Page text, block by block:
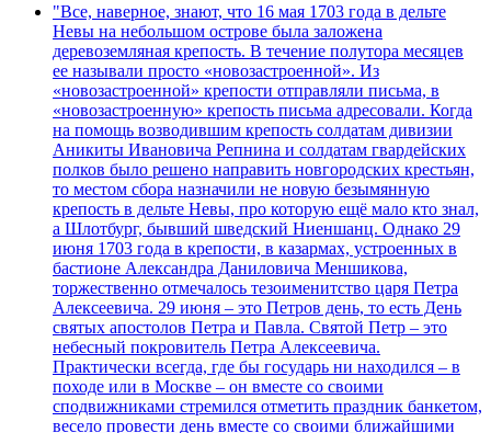
"Все, наверное, знают, что 16 мая 1703 года в дельте
Невы на небольшом острове была заложена
деревоземляная крепость. В течение полутора месяцев
ее называли просто «новозастроенной». Из
«новозастроенной» крепости отправляли письма, в
«новозастроенную» крепость письма адресовали. Когда
на помощь возводившим крепость солдатам дивизии
Аникиты Ивановича Репнина и солдатам гвардейских
полков было решено направить новгородских крестьян,
то местом сбора назначили не новую безымянную
крепость в дельте Невы, про которую ещё мало кто знал,
а Шлотбург, бывший шведский Ниеншанц. Однако 29
июня 1703 года в крепости, в казармах, устроенных в
бастионе Александра Даниловича Меншикова,
торжественно отмечалось тезоименитство царя Петра
Алексеевича. 29 июня – это Петров день, то есть День
святых апостолов Петра и Павла. Святой Петр – это
небесный покровитель Петра Алексеевича.
Практически всегда, где бы государь ни находился – в
походе или в Москве – он вместе со своими
сподвижниками стремился отметить праздник банкетом,
весело провести день вместе со своими ближайшими